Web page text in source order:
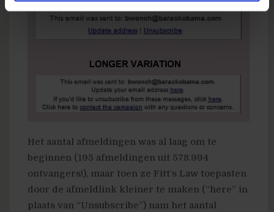
Het aantal afmeldingen was al laag om te
beginnen (195 afmeldingen uit 578.994
ontvangers!), maar toen ze Fitt’s Law toepasten
door de afmeldlink kleiner te maken (“here” in
plaats van “Unsubscribe”) nam het aantal